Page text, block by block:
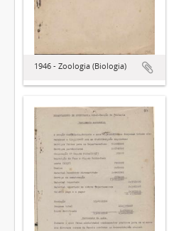
1946 - Zoologia (Biologia)